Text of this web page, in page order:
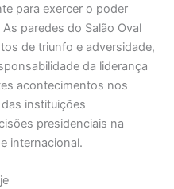
para exercer o poder
paredes do Salão Oval
de triunfo e adversidade,
da liderança
acontecimentos nos
instituições
presidenciais na
internacional.